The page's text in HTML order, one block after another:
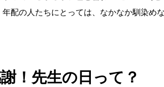
配の人たちにとっては、なかなか馴染めな
！先生の日って？